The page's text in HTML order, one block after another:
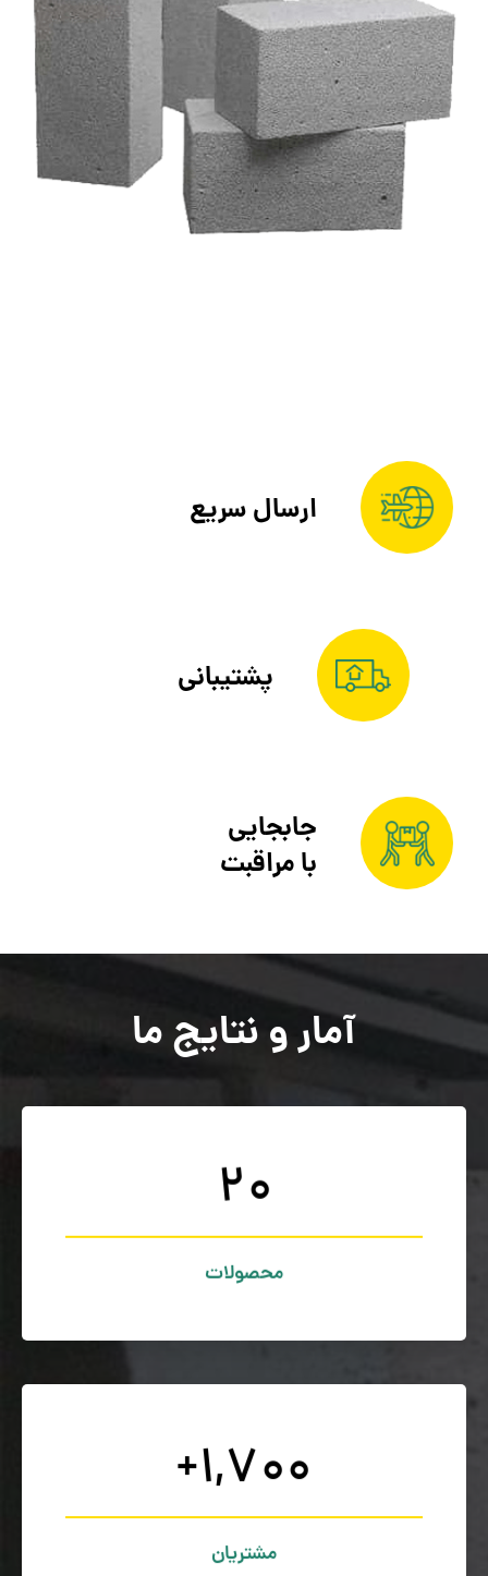
ارسال سریع
پشتیبانی
جابجایی
با مراقبت
آمار و نتایجما
20
محصولات
تنوع محصولات
1,700
+
مشتریان
نمی تواند اشتباه باشد!
افتخار می کنیم.